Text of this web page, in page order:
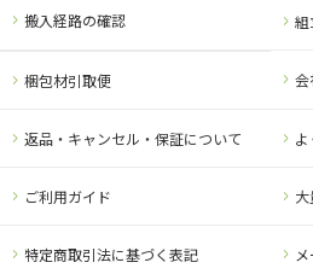
組
ご利用ガイド
会
特定商取引法に基づく表記
梱包材引取便
返品・キャンセル・保証について
搬入経路の確認